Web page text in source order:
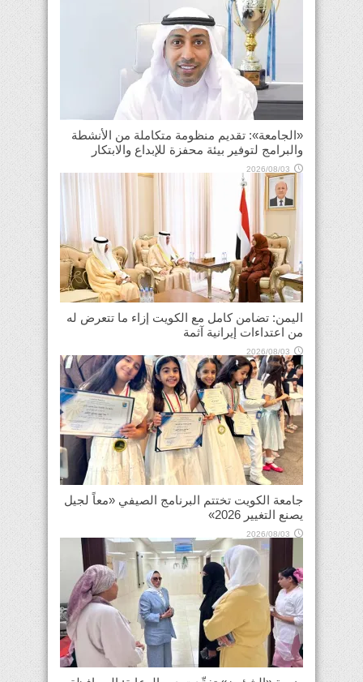
«الجامعة»: تقديم منظومة متكاملة من الأنشطة
والبرامج لتوفير بيئة محفزة للإبداع والابتكار
2026/08/03
اليمن: تضامن كامل مع الكويت إزاء ما تتعرض له
من اعتداءات إيرانية آثمة
2026/08/03
جامعة الكويت تختتم البرنامج الصيفي «معاً لجيل
يصنع التغيير 2026»
2026/08/03